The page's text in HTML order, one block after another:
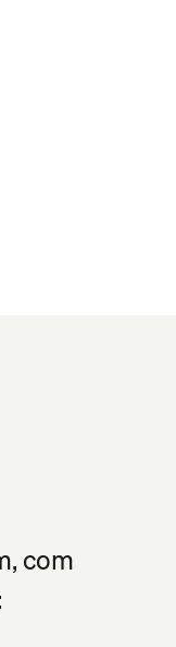
com